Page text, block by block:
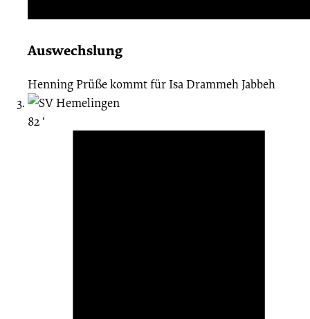
Auswechslung
Henning Prüßekommt fürIsa Drammeh Jabbeh
82 ′